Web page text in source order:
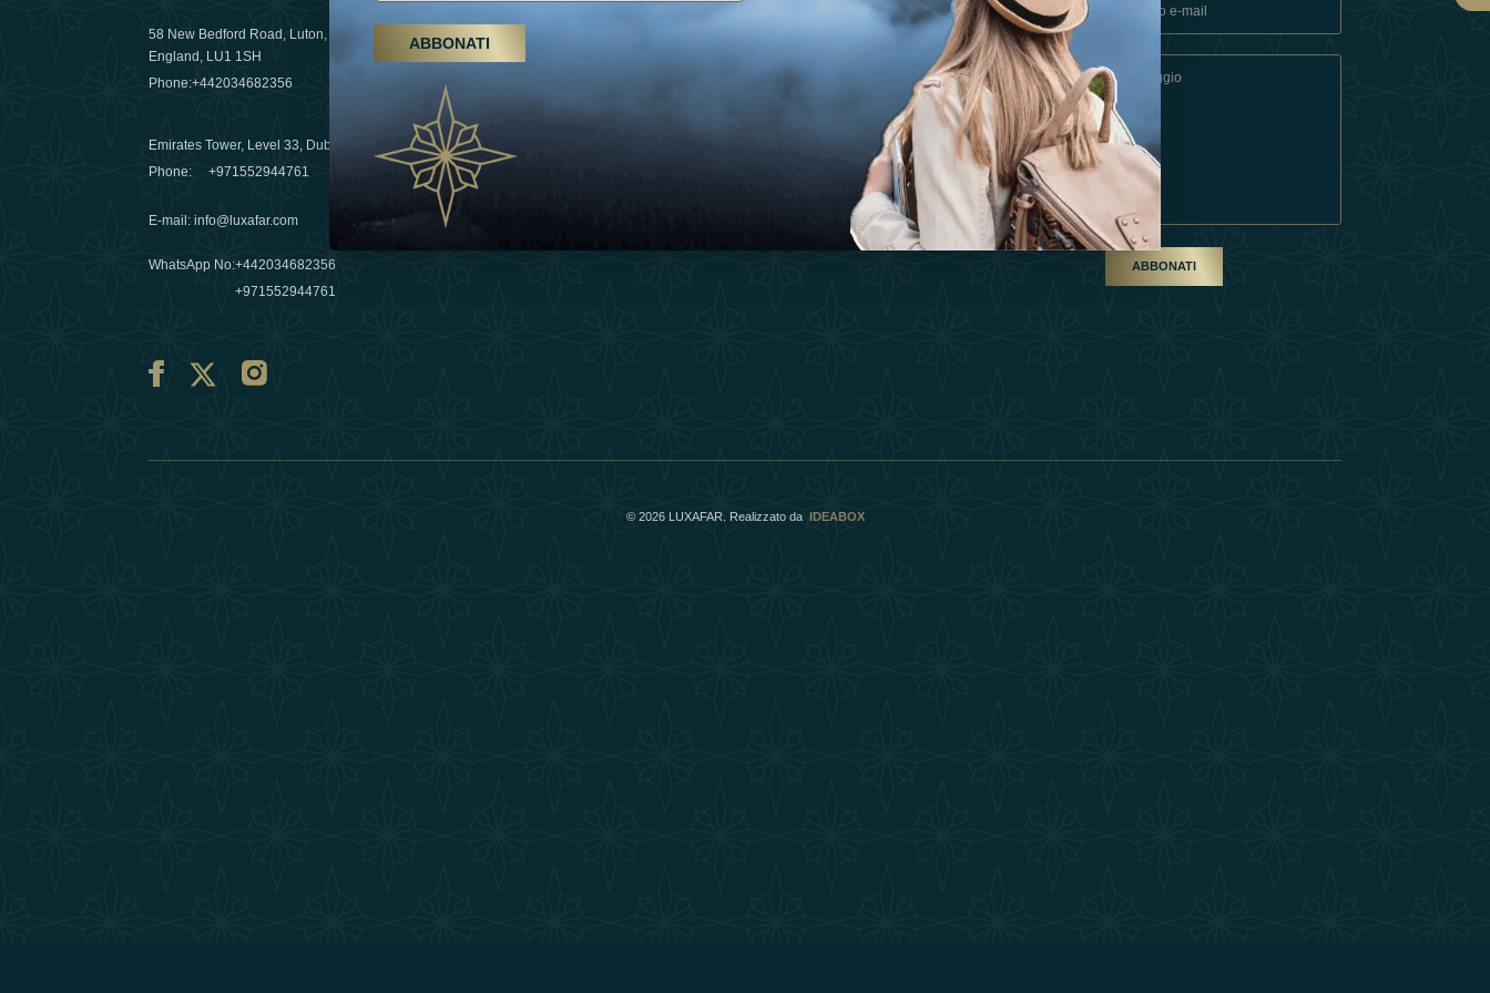
58 New Bedford Road, Luton,
England, LU1 1SH
Phone:+442034682356
Emirates Tower, Level 33, Dubai, UAE
Phone:+971552944761
E-mail :info@luxafar.com
WhatsApp No:+442034682356
+971552944761
Escursioni, trattamenti termali e yoga, gli
Emirati Arabi Uniti crescono come
destinazione del benessere
03 April 2025
Évasions hivernales pour les voyageurs des
Émirats: refinir le voyage de luxe
10 March 2025
Esperienza
Termini E Condizioni
Diventa Un Partner
Our Team
ABBONATI
© 2026 LUXAFAR. Realizzato da IDEABOX
ABBONATI